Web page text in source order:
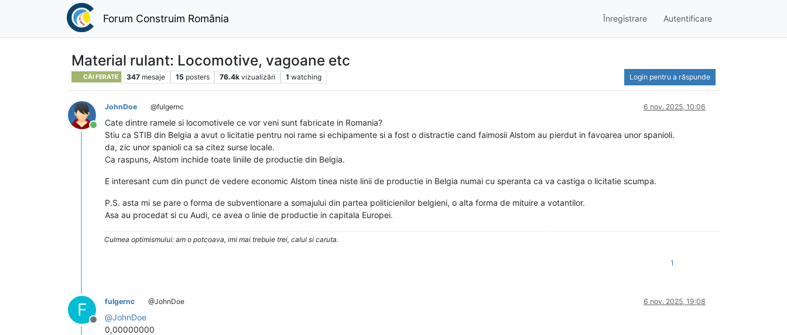
Forum Construim România Înregistrare Autentificare
Material rulant: Locomotive, vagoane etc
CĂI FERATE 347 mesaje 15 posters 76.4k vizualizări 1 watching Login pentru a răspunde
Conectat
JohnDoe @fulgernc 6 nov. 2025, 10:06
Cate dintre ramele si locomotivele ce vor veni sunt fabricate in Romania?
Stiu ca STIB din Belgia a avut o licitatie pentru noi rame si echipamente si a fost o distractie cand faimosii Alstom au pierdut in favoarea unor spanioli.
da, zic unor spanioli ca sa citez surse locale.
Ca raspuns, Alstom inchide toate liniile de productie din Belgia.
E interesant cum din punct de vedere economic Alstom tinea niste linii de productie in Belgia numai cu speranta ca va castiga o licitatie scumpa.
P.S. asta mi se pare o forma de subventionare a somajului din partea politicienilor belgieni, o alta forma de mituire a votantilor.
Asa au procedat si cu Audi, ce avea o linie de productie in capitala Europei.
Culmea optimismului: am o potcoava, imi mai trebuie trei, calul si caruta.
1
F
Deconectat
fulgernc @JohnDoe 6 nov. 2025, 19:08
@JohnDoe
0,00000000